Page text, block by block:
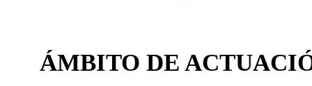
ÁMBITO DE